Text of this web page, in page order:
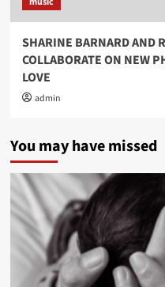
SHARINE BARNARD AND
COLLABORATE ON NEW
LOVE
admin
You may have missed